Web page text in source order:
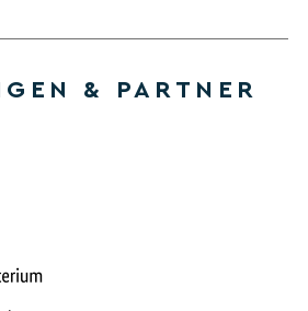
& PARTNER